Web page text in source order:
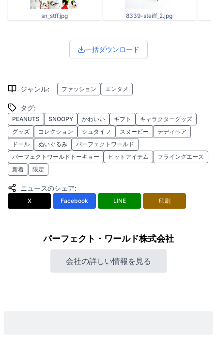
sn_stff.jpg 8339-steiff_2.jpg
一括ダウンロード
ジャンル: ファッション エンタメ
タグ:
PEANUTS SNOOPY かわいい ギフト
キャラクターグッズ
グッズ
コレクション シュタイフ スヌーピー
テディベア
ドール
ぬいぐるみ
パーフェクトワールド
パーフェクトワールドトーキョー
ヒットアイテム
フライングエース
新着
限定
ニュースのシェア:
X Facebook LINE 印刷
パーフェクト・ワールド株式会社
会社の詳しい情報を見る